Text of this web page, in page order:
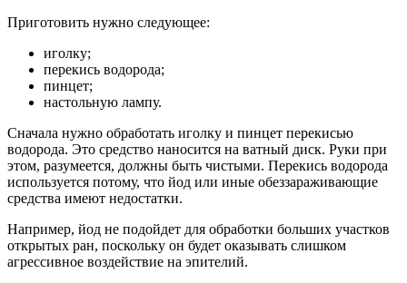
Приготовить нужно следующее:
иголку;
перекись водорода;
пинцет;
настольную лампу.
Сначала нужно обработать иголку и пинцет перекисью
водорода. Это средство наносится на ватный диск. Руки при
этом, разумеется, должны быть чистыми. Перекись водорода
используется потому, что йод или иные обеззараживающие
средства имеют недостатки.
Например, йод не подойдет для обработки больших участков
открытых ран, поскольку он будет оказывать слишком
агрессивное воздействие на эпителий.